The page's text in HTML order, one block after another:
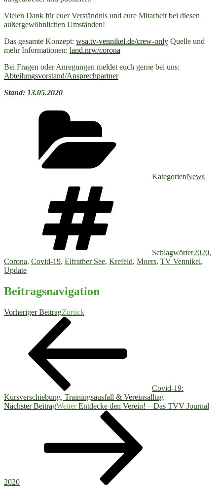
Vielen Dank für euer Verständnis und eure Mitarbeit bei diesen
außergewöhnlichen Umständen!
Das gesamte Konzept: wsa.tv-vennikel.de/crew-only Quelle und
mehr Informationen: land.nrw/corona
Bei Fragen oder Anregungen meldet euch gerne bei uns:
Abteilungsvorstand/Ansprechpartner
Stand: 13.05.2020
KategorienNews
Schlagwörter2020,
Corona, Covid-19, Elfrather See, Krefeld, Moers, TV Vennikel,
Update
Beitragsnavigation
Vorheriger BeitragZurück
Covid-19:
Kursverschiebung, Trainingsausfall & Vereinsalltag
Nächster BeitragWeiter Entdecke den Verein! – Das TVV Journal
2020